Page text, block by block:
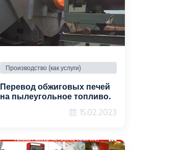
Производство (как услуги)
Перевод обжиговых печей
на пылеугольное топливо.
15.02.2023